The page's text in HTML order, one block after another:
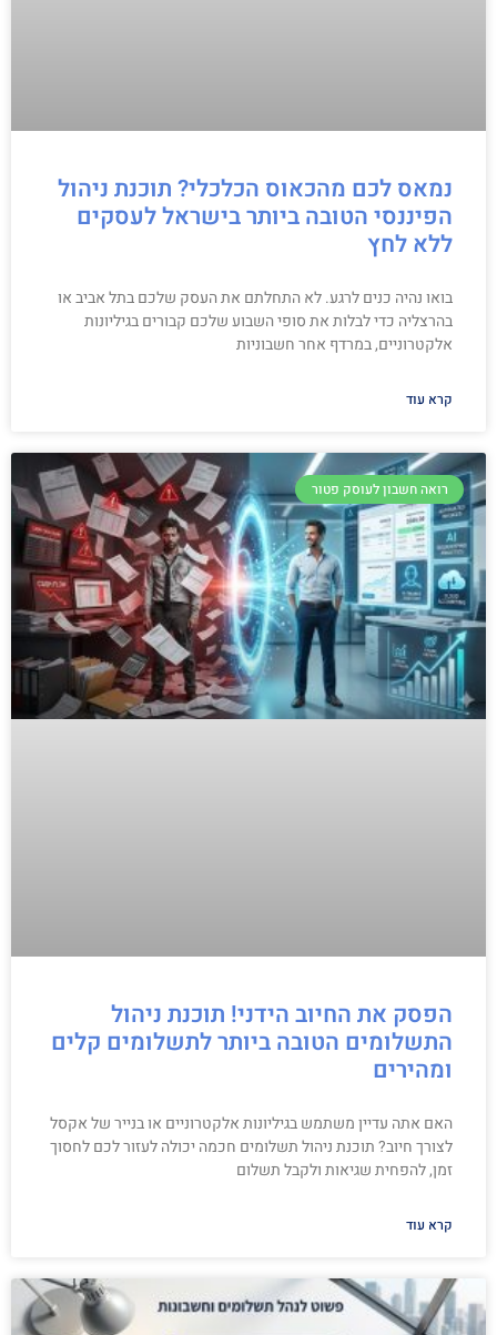
נמאס לכם מהכאוס הכלכלי? תוכנת ניהול
הפיננסי הטובה ביותר בישראל לעסקים
ללא לחץ
בואו נהיה כנים לרגע. לא התחלתם את העסק שלכם בתל אביב או
בהרצליה כדי לבלות את סופי השבוע שלכם קבורים בגיליונות
אלקטרוניים, במרדף אחר חשבוניות
קרא עוד
רואה חשבון לעוסק פטור
הפסק את החיוב הידני! תוכנת ניהול
התשלומים הטובה ביותר לתשלומים קלים
ומהירים
האם אתה עדיין משתמש בגיליונות אלקטרוניים או בנייר של אקסל
לצורך חיוב? תוכנת ניהול תשלומים חכמה יכולה לעזור לכם לחסוך
זמן, להפחית שגיאות ולקבל תשלום
קרא עוד